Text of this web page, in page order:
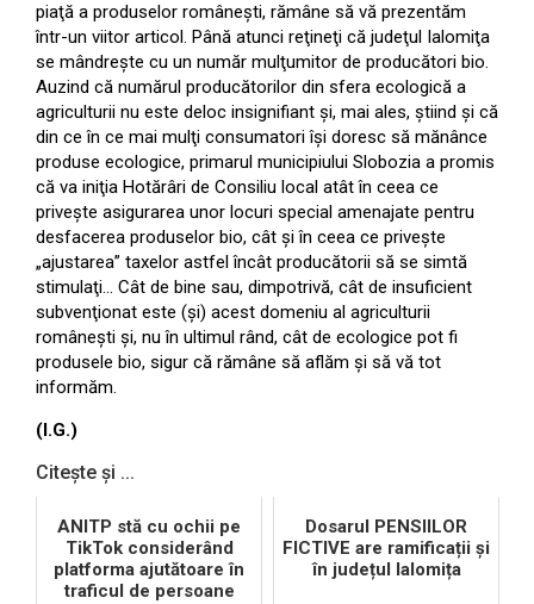
piaţă a produselor româneşti, rămâne să vă prezentăm
într-un viitor articol. Până atunci reţineţi că judeţul Ialomiţa
se mândreşte cu un număr mulţumitor de producători bio.
Auzind că numărul producătorilor din sfera ecologică a
agriculturii nu este deloc insignifiant şi, mai ales, ştiind şi că
din ce în ce mai mulţi consumatori îşi doresc să mănânce
produse ecologice, primarul municipiului Slobozia a promis
că va iniţia Hotărâri de Consiliu local atât în ceea ce
priveşte asigurarea unor locuri special amenajate pentru
desfacerea produselor bio, cât şi în ceea ce priveşte
„ajustarea” taxelor astfel încât producătorii să se simtă
stimulaţi… Cât de bine sau, dimpotrivă, cât de insuficient
subvenţionat este (şi) acest domeniu al agriculturii
româneşti şi, nu în ultimul rând, cât de ecologice pot fi
produsele bio, sigur că rămâne să aflăm şi să vă tot
informăm.
(I.G.)
Citește și ...
ANITP stă cu ochii pe
TikTok considerând
platforma ajutătoare în
traficul de persoane
Dosarul PENSIILOR
FICTIVE are ramificații și
în județul Ialomița